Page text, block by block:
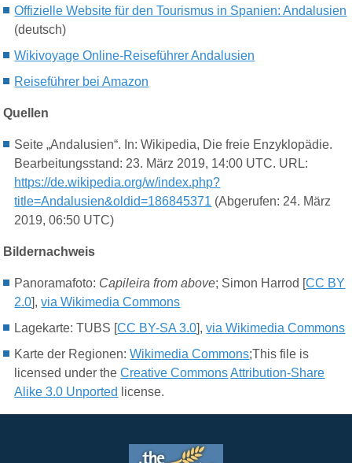
Offizielle Website für den Tourismus in Spanien: Andalusien
(deutsch)
Wikivoyage Online-Reiseführer Andalusien
Reiseführer bei Amazon
Quellen
Seite „Andalusien“. In: Wikipedia, Die freie Enzyklopädie.
Bearbeitungsstand: 23. März 2019, 14:00 UTC. URL:
https://de.wikipedia.org/w/index.php?
title=Andalusien&oldid=186845371 (Abgerufen: 24. März
2019, 06:50 UTC)
Bildernachweis
Panoramafoto: Capileira from above; Simon Harrod [CC BY
2.0],via Wikimedia Commons
Lagekarte: TUBS [CC BY-SA 3.0],via Wikimedia Commons
Karte der Regionen:Wikimedia Commons;This file is
licensed under theCreative Commons Attribution-Share
Alike 3.0 Unported
license.